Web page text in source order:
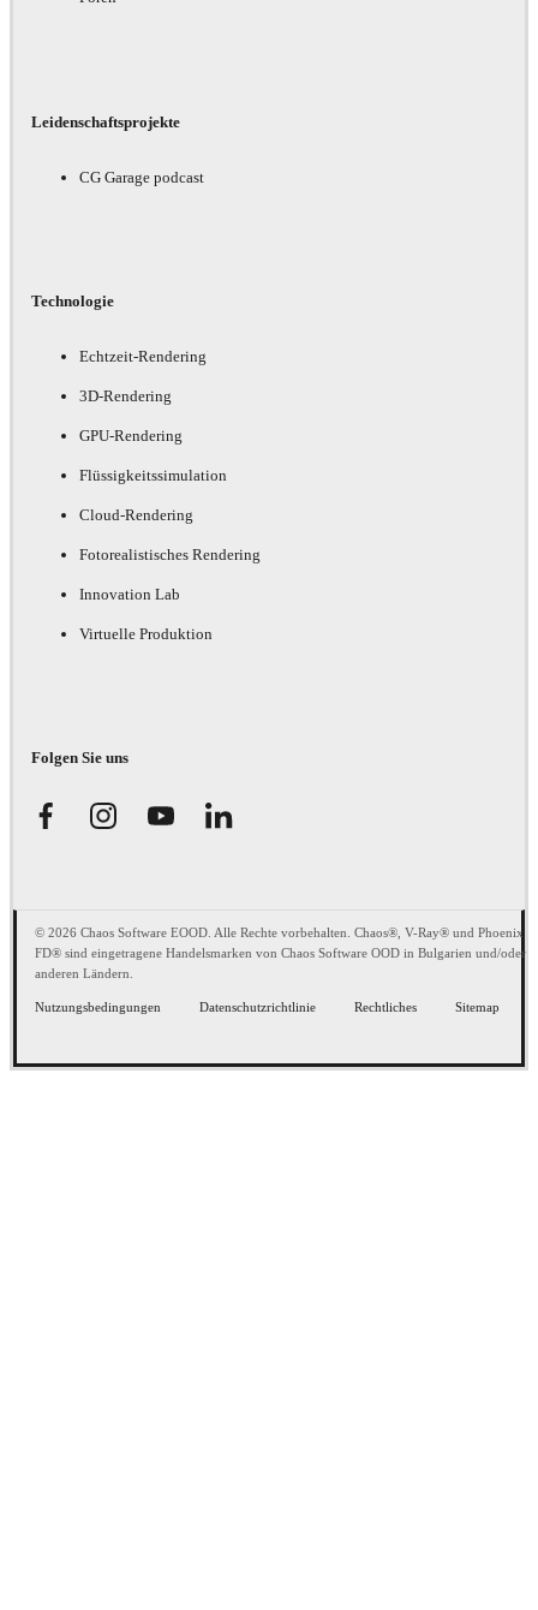
Leidenschaftsprojekte
CG Garage podcast
Technologie
Echtzeit-Rendering
3D-Rendering
GPU-Rendering
Flüssigkeitssimulation
Cloud-Rendering
Fotorealistisches Rendering
Innovation Lab
Virtuelle Produktion
Folgen Sie uns
© 2026 Chaos Software EOOD. Alle Rechte vorbehalten. Chaos®, V-Ray® und Phoenix
FD® sind eingetragene Handelsmarken von Chaos Software OOD in Bulgarien und/oder
anderen Ländern.
Nutzungsbedingungen Datenschutzrichtlinie Rechtliches Sitemap